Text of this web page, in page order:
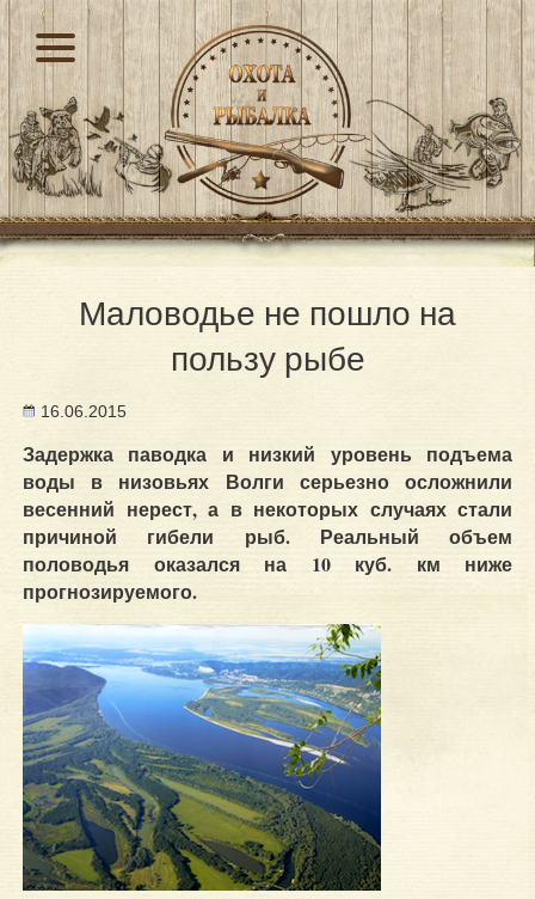
Маловодье не пошло на
пользу рыбе
16.06.2015
Задержка паводка и низкий уровень подъема
воды в низовьях Волги серьезно осложнили
весенний нерест, а в некоторых случаях стали
причиной гибели рыб. Реальный объем
половодья оказался на 10 куб. км ниже
прогнозируемого.